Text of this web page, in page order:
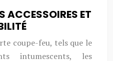
ACCESSOIRES ET
coupe-feu, tels que le
intumescents, les